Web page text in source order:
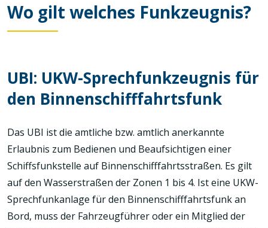
Wo gilt welches Funkzeugnis?
UBI: UKW-Sprechfunkzeugnis für
den Binnenschifffahrtsfunk
Das UBI ist die amtliche bzw. amtlich anerkannte
Erlaubnis zum Bedienen und Beaufsichtigen einer
Schiffsfunkstelle auf Binnenschifffahrtsstraßen. Es gilt
auf den Wasserstraßen der Zonen 1 bis 4. Ist eine UKW-
Sprechfunkanlage für den Binnenschifffahrtsfunk an
Bord, muss der Fahrzeugführer oder ein Mitglied der